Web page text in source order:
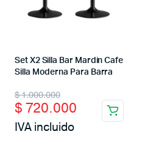
Set X2 Silla Bar Mardin Cafe
Silla Moderna Para Barra
$1.000.000
Original
price
was:
$ 720.000
Current
price
is:
IVA incluido